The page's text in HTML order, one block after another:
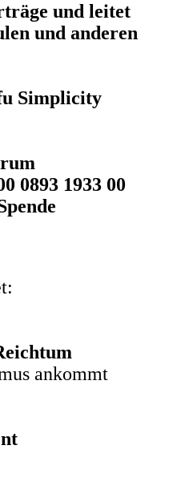
und leitet
und anderen
Simplicity
0893 1933 00
ankommt